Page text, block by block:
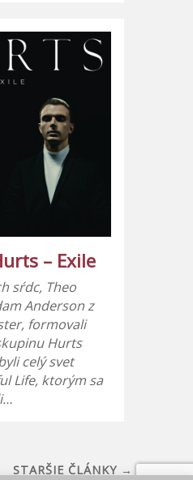
– Exile
sŕdc, Theo
Anderson z
formovali
Hurts
celý svet
Life, ktorým sa
STARŠIE ČLÁNKY →